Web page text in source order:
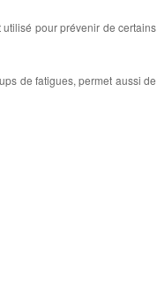
pour prévenir de certains
de fatigues, permet aussi de